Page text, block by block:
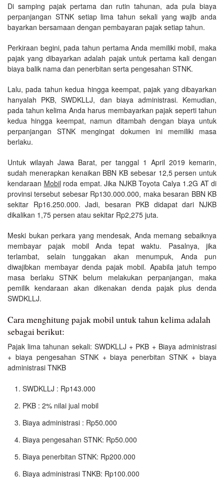
Di samping pajak pertama dan rutin tahunan, ada pula biaya
perpanjangan STNK setiap lima tahun sekali yang wajib anda
bayarkan bersamaan dengan pembayaran pajak setiap tahun.
Perkiraan begini, pada tahun pertama Anda memiliki mobil, maka
pajak yang dibayarkan adalah pajak untuk pertama kali dengan
biaya balik nama dan penerbitan serta pengesahan STNK.
Lalu, pada tahun kedua hingga keempat, pajak yang dibayarkan
hanyalah PKB, SWDKLLJ, dan biaya administrasi. Kemudian,
pada tahun kelima Anda harus membayarkan pajak seperti tahun
kedua hingga keempat, namun ditambah dengan biaya untuk
perpanjangan STNK mengingat dokumen ini memiliki masa
berlaku.
Untuk wilayah Jawa Barat, per tanggal 1 April 2019 kemarin,
sudah menerapkan kenaikan BBN KB sebesar 12,5 persen untuk
kendaraan Mobil roda empat. Jika NJKB Toyota Calya 1.2G AT di
provinsi tersebut sebesar Rp130.000.000, maka besaran BBN KB
sekitar Rp16.250.000. Jadi, besaran PKB didapat dari NJKB
dikalikan 1,75 persen atau sekitar Rp2,275 juta.
Meski bukan perkara yang mendesak, Anda memang sebaiknya
membayar pajak mobil Anda tepat waktu. Pasalnya, jika
terlambat, selain tunggakan akan menumpuk, Anda pun
diwajibkan membayar denda pajak mobil. Apabila jatuh tempo
masa berlaku STNK belum melakukan perpanjangan, maka
pemilik kendaraan akan dikenakan denda pajak plus denda
SWDKLLJ.
Cara menghitung pajak mobil untuk tahun kelima adalah
sebagai berikut:
Pajak lima tahunan sekali: SWDKLLJ + PKB + Biaya administrasi
+ biaya pengesahan STNK + biaya penerbitan STNK + biaya
administrasi TNKB
SWDKLLJ : Rp143.000
PKB : 2% nilai jual mobil
Biaya administrasi : Rp50.000
Biaya pengesahan STNK: Rp50.000
Biaya penerbitan STNK: Rp200.000
Biaya administrasi TNKB: Rp100.000